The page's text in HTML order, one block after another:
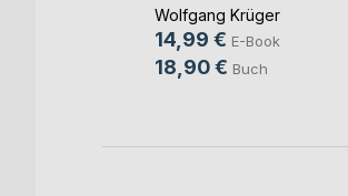
Wolfgang Krüger
14,99 € E-Book
18,90 € Buch